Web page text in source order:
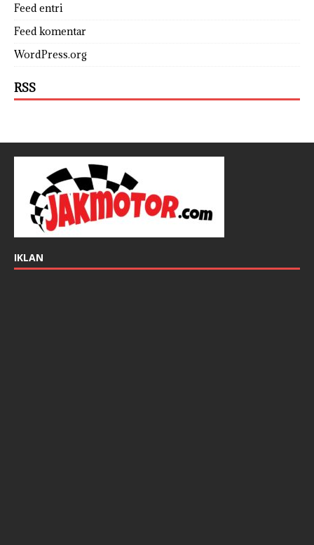
Feed entri
Feed komentar
WordPress.org
RSS
IKLAN